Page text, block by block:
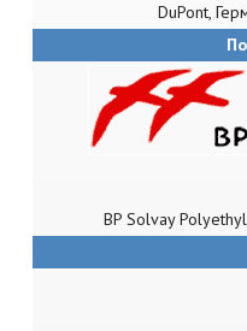
DuPont,
BP Solvay